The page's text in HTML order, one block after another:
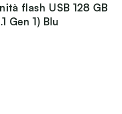
flash USB 128 GB
Gen 1) Blu